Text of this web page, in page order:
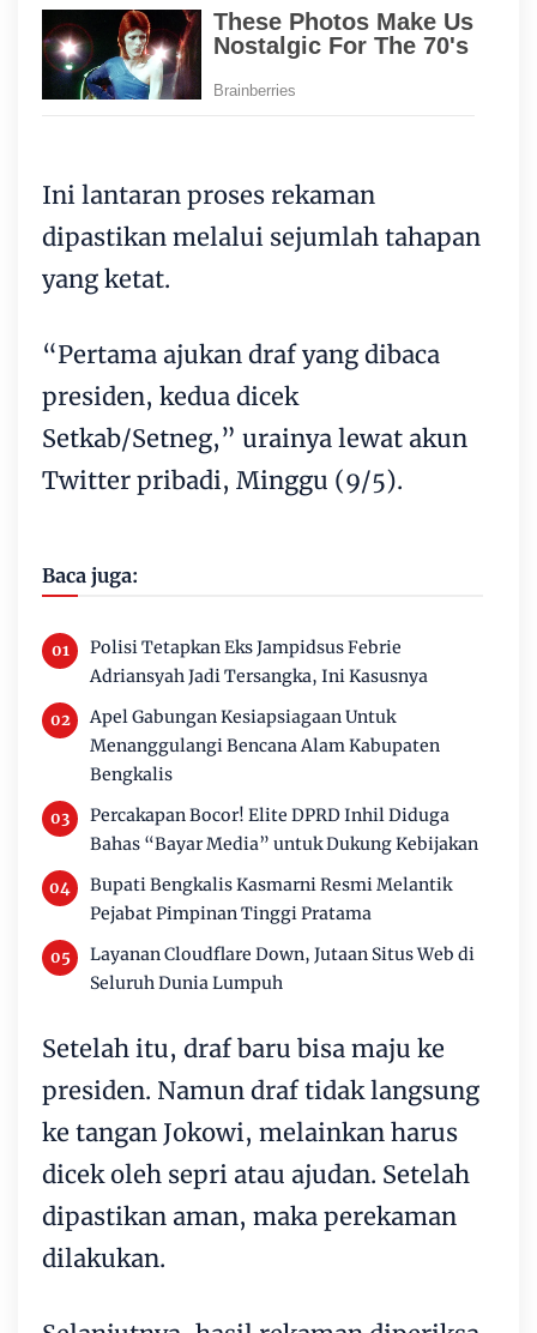
Ini lantaran proses rekaman
dipastikan melalui sejumlah tahapan
yang ketat.
“Pertama ajukan draf yang dibaca
presiden, kedua dicek
Setkab/Setneg,” urainya lewat akun
Twitter pribadi, Minggu (9/5).
Baca juga:
Polisi Tetapkan Eks Jampidsus Febrie
Adriansyah Jadi Tersangka, Ini Kasusnya
Apel Gabungan Kesiapsiagaan Untuk
Menanggulangi Bencana Alam Kabupaten
Bengkalis
Percakapan Bocor! Elite DPRD Inhil Diduga
Bahas “Bayar Media” untuk Dukung Kebijakan
Bupati Bengkalis Kasmarni Resmi Melantik
Pejabat Pimpinan Tinggi Pratama
Layanan Cloudflare Down, Jutaan Situs Web di
Seluruh Dunia Lumpuh
Setelah itu, draf baru bisa maju ke
presiden. Namun draf tidak langsung
ke tangan Jokowi, melainkan harus
dicek oleh sepri atau ajudan. Setelah
dipastikan aman, maka perekaman
dilakukan.